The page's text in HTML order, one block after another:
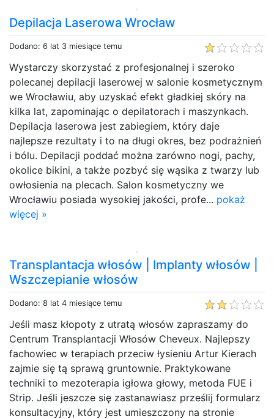
Depilacja Laserowa Wrocław
Dodano: 6 lat 3 miesiące temu
Wystarczy skorzystać z profesjonalnej i szeroko
polecanej depilacji laserowej w salonie kosmetycznym
we Wrocławiu, aby uzyskać efekt gładkiej skóry na
kilka lat, zapominając o depilatorach i maszynkach.
Depilacja laserowa jest zabiegiem, który daje
najlepsze rezultaty i to na długi okres, bez podrażnień
i bólu. Depilacji poddać można zarówno nogi, pachy,
okolice bikini, a także pozbyć się wąsika z twarzy lub
owłosienia na plecach. Salon kosmetyczny we
Wrocławiu posiada wysokiej jakości, profe... pokaż
więcej »
Transplantacja włosów | Implanty włosów |
Wszczepianie włosów
Dodano: 8 lat 4 miesiące temu
Jeśli masz kłopoty z utratą włosów zapraszamy do
Centrum Transplantacji Włosów Cheveux. Najlepszy
fachowiec w terapiach przeciw łysieniu Artur Kierach
zajmie się tą sprawą gruntownie. Praktykowane
techniki to mezoterapia igłowa głowy, metoda FUE i
Strip. Jeśli jeszcze się zastanawiasz prześlij formularz
konsultacyjny, który jest umieszczony na stronie